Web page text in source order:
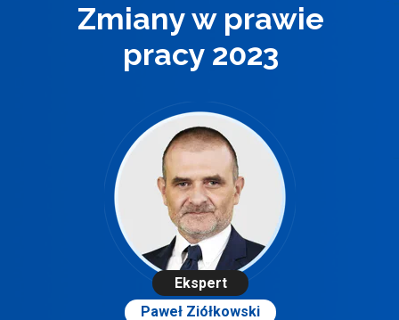
Zmiany w prawie
pracy 2023
Paweł Ziółkowski
Ekspert